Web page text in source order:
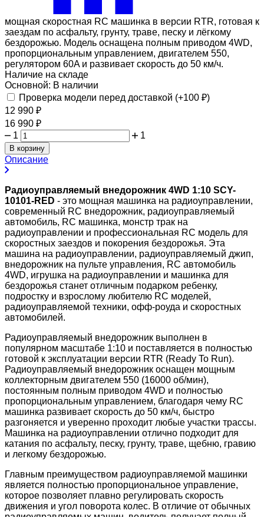
мощная скоростная RC машинка в версии RTR, готовая к
заездам по асфальту, грунту, траве, песку и лёгкому
бездорожью. Модель оснащена полным приводом 4WD,
пропорциональным управлением, двигателем 550,
регулятором 60A и развивает скорость до 50 км/ч.
Наличие на складе
Основной: В наличии
Проверка модели перед доставкой (+100 ₽)
12 990 ₽
16 990 ₽
1
1
В корзину
Описание
Радиоуправляемый внедорожник 4WD 1:10 SCY-
10101-RED - это мощная машинка на радиоуправлении,
современный RC внедорожник, радиоуправляемый
автомобиль, RC машинка, монстр трак на
радиоуправлении и профессиональная RC модель для
скоростных заездов и покорения бездорожья. Эта
машина на радиоуправлении, радиоуправляемый джип,
внедорожник на пульте управления, RC автомобиль
4WD, игрушка на радиоуправлении и машинка для
бездорожья станет отличным подарком ребенку,
подростку и взрослому любителю RC моделей,
радиоуправляемой техники, офф-роуда и скоростных
автомобилей.
Радиоуправляемый внедорожник выполнен в
популярном масштабе 1:10 и поставляется в полностью
готовой к эксплуатации версии RTR (Ready To Run).
Радиоуправляемый внедорожник оснащен мощным
коллекторным двигателем 550 (16000 об/мин),
постоянным полным приводом 4WD и полностью
пропорциональным управлением, благодаря чему RC
машинка развивает скорость до 50 км/ч, быстро
разгоняется и уверенно проходит любые участки трассы.
Машинка на радиоуправлении отлично подходит для
катания по асфальту, песку, грунту, траве, щебню, гравию
и легкому бездорожью.
Главным преимуществом радиоуправляемой машинки
является полностью пропорциональное управление,
которое позволяет плавно регулировать скорость
движения и угол поворота колес. В отличие от обычных